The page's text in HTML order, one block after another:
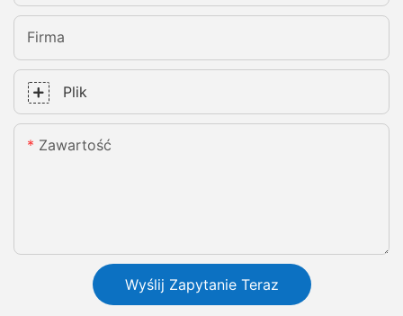
Firma
Plik
Zawartość
Wyślij Zapytanie Teraz